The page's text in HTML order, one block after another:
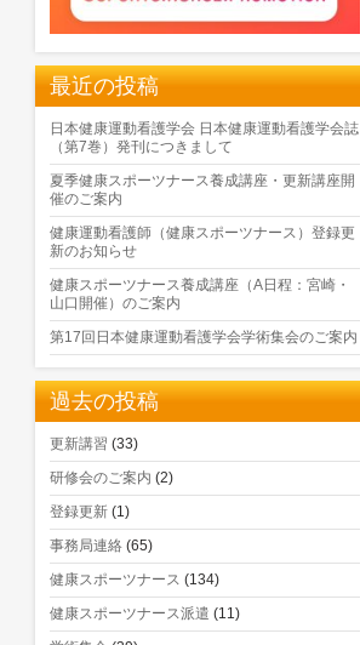
最近の投稿
日本健康運動看護学会 日本健康運動看護学会誌
（第7巻）発刊につきまして
夏季健康スポーツナース養成講座・更新講座開
催のご案内
健康運動看護師（健康スポーツナース）登録更
新のお知らせ
健康スポーツナース養成講座（A日程：宮崎・
山口開催）のご案内
第17回日本健康運動看護学会学術集会のご案内
過去の投稿
更新講習 (33)
研修会のご案内 (2)
登録更新 (1)
事務局連絡 (65)
健康スポーツナース (134)
健康スポーツナース派遣 (11)